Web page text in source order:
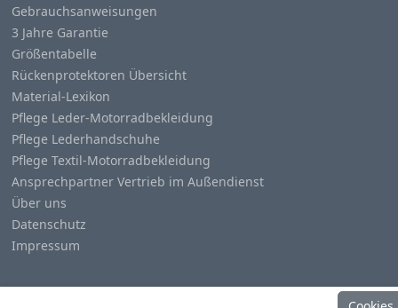
Gebrauchsanweisungen
3 Jahre Garantie
Größentabelle
Rückenprotektoren Übersicht
Material-Lexikon
Pflege Leder-Motorradbekleidung
Pflege Lederhandschuhe
Pflege Textil-Motorradbekleidung
Ansprechpartner Vertrieb im Außendienst
Über uns
Datenschutz
Impressum